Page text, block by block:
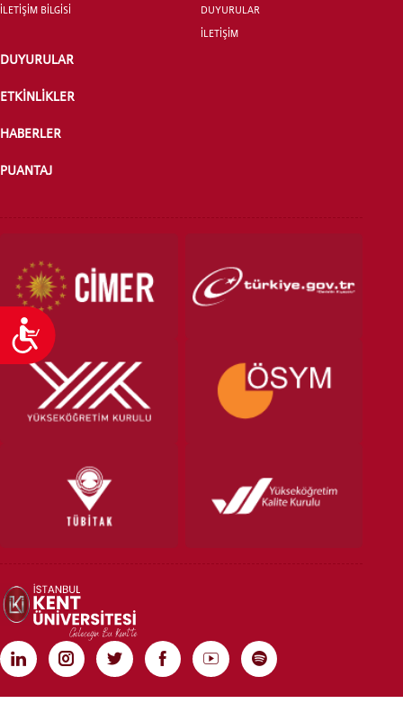
Ulaşılabilirlik
ÖNLİSANS ve
İLETİŞİM BİLGİSİ
DUYURULAR
İLETİŞİM
DUYURULAR
ETKİNLİKLER
HABERLER
PUANTAJ